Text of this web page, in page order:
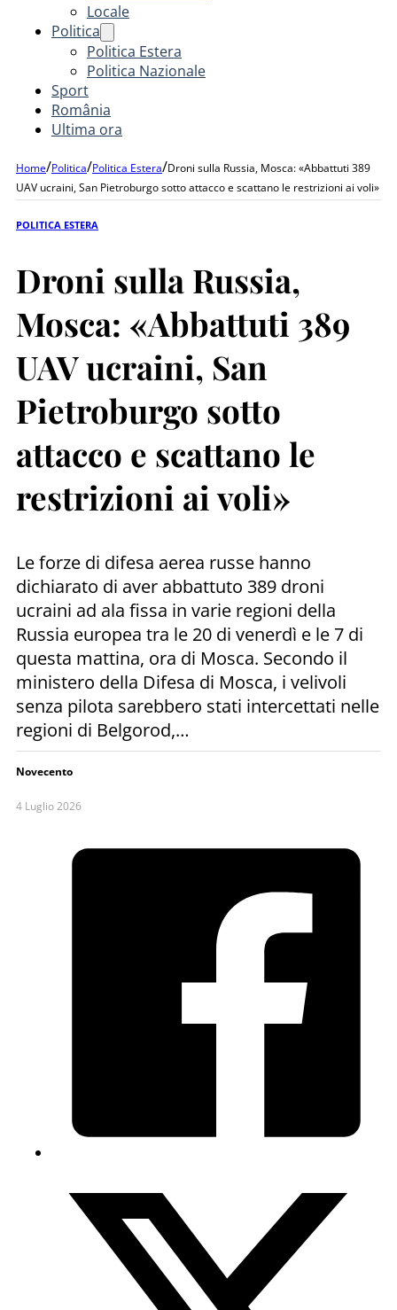
Locale
Politica
Politica Estera
Politica Nazionale
Sport
România
Ultima ora
Home/Politica/Politica Estera/Droni sulla Russia, Mosca: «Abbattuti 389
UAV ucraini, San Pietroburgo sotto attacco e scattano le restrizioni ai voli»
POLITICA ESTERA
Droni sulla Russia,
Mosca: «Abbattuti 389
UAV ucraini, San
Pietroburgo sotto
attacco e scattano le
restrizioni ai voli»
Le forze di difesa aerea russe hanno
dichiarato di aver abbattuto 389 droni
ucraini ad ala fissa in varie regioni della
Russia europea tra le 20 di venerdì e le 7 di
questa mattina, ora di Mosca. Secondo il
ministero della Difesa di Mosca, i velivoli
senza pilota sarebbero stati intercettati nelle
regioni di Belgorod,…
Novecento
4 Luglio 2026